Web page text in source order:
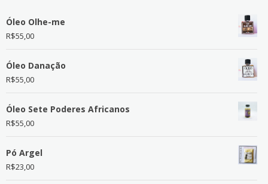
Óleo Olhe-me
R$55,00
Óleo Danação
R$55,00
Óleo Sete Poderes Africanos
R$55,00
Pó Argel
R$23,00